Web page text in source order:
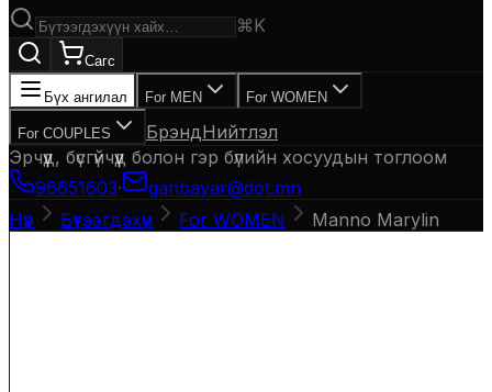
⌘K
Сагс
Бүх ангилал For MEN For WOMEN
For COUPLES БрэндНийтлэл
Эрчүүд, бүсгүйчүүд болон гэр бүлийн хосуудын тоглоом
96651603·
ganbayar@dot.mn
Нүүр
Бүтээгдэхүүн For WOMEN Manno Marylin